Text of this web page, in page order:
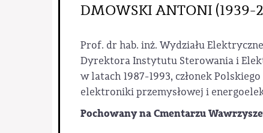
DMOWSKI ANTONI (1939-
Prof. dr hab. inż. Wydziału
Dyrektora Instytutu Sterowania i
w latach 1987-1993, członek
elektroniki przemysłowej i
Pochowany na Cmentarzu